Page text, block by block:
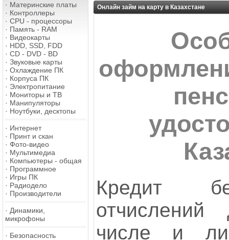
· Материнские платы
· Контроллеры
· CPU - процессоры
· Память - RAM
· Видеокарты
· HDD, SSD, FDD
· CD - DVD - BD
· Звуковые карты
· Охлаждение ПК
· Корпуса ПК
· Электропитание
· Мониторы и ТВ
· Манипуляторы
· Ноутбуки, десктопы
· Интернет
· Принт и скан
· Фото-видео
· Мультимедиа
· Компьютеры - общая
· Программное
· Игры ПК
· Радиодело
· Производители
· Динамики,
микрофоны
· Безопасность
Онлайн займ на карту в Казахстане
Кредит
числе и